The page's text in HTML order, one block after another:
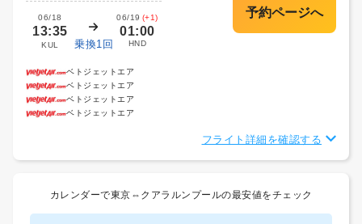
06/18
13:35
KUL 乗換1回
06/19 (+1)
01:00
HND
ベトジェットエア
ベトジェットエア
ベトジェットエア
ベトジェットエア
フライト詳細を確認する
カレンダーで東京⇔クアラルンプールの最安値をチェック